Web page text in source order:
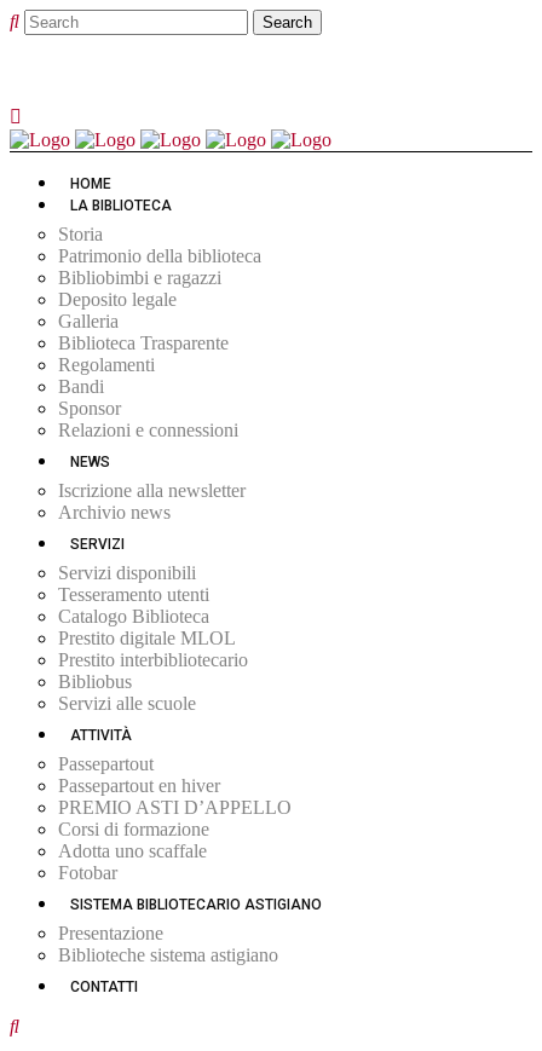
HOME
LA BIBLIOTECA
Storia
Patrimonio della biblioteca
Bibliobimbi e ragazzi
Deposito legale
Galleria
Biblioteca Trasparente
Regolamenti
Bandi
Sponsor
Relazioni e connessioni
NEWS
Iscrizione alla newsletter
Archivio news
SERVIZI
Servizi disponibili
Tesseramento utenti
Catalogo Biblioteca
Prestito digitale MLOL
Prestito interbibliotecario
Bibliobus
Servizi alle scuole
ATTIVITÀ
Passepartout
Passepartout en hiver
PREMIO ASTI D’APPELLO
Corsi di formazione
Adotta uno scaffale
Fotobar
SISTEMA BIBLIOTECARIO ASTIGIANO
Presentazione
Biblioteche sistema astigiano
CONTATTI